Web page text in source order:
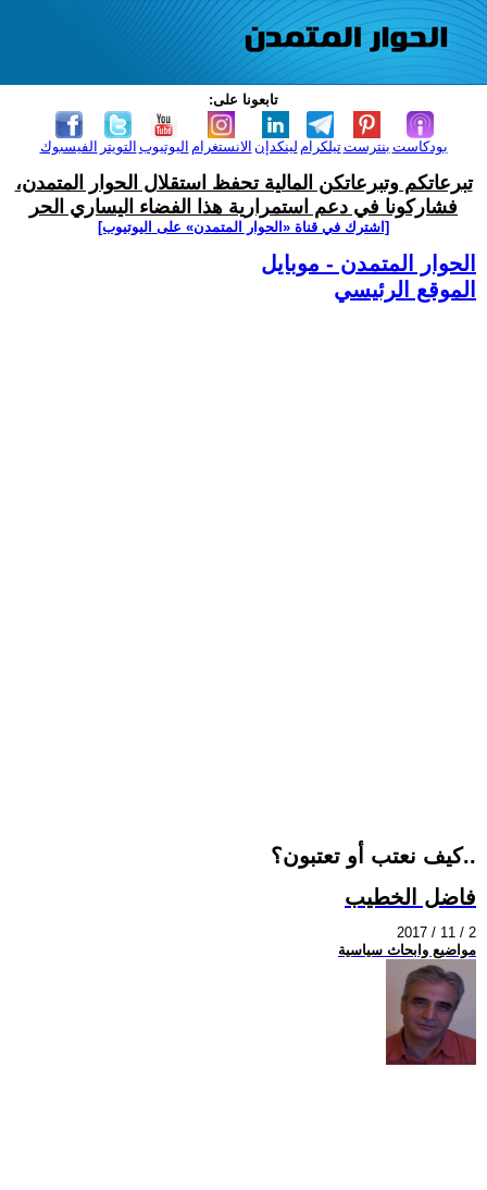
تابعونا على:
الفيسبوك التويتر اليوتيوب الانستغرام لينكدإن تيلكرامبنترست بودكاست
تبرعاتكم وتبرعاتكن المالية تحفظ استقلال الحوار المتمدن،
فشاركونا في دعم استمرارية هذا الفضاء اليساري الحر
[اشترك في قناة ‫«الحوار المتمدن» على اليوتيوب]
الحوار المتمدن - موبايل
الموقع الرئيسي
كيف نعتب أو تعتبون؟..
فاضل الخطيب
2017 / 11 / 2
مواضيع وابحاث سياسية